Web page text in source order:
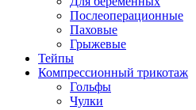
Послеоперационные
Паховые
Грыжевые
Тейпы
Компрессионный трикотаж
Гольфы
Чулки